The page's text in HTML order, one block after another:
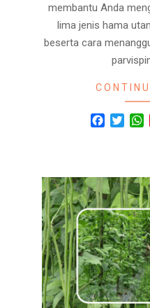
membantu Anda
lima jenis hama
beserta cara